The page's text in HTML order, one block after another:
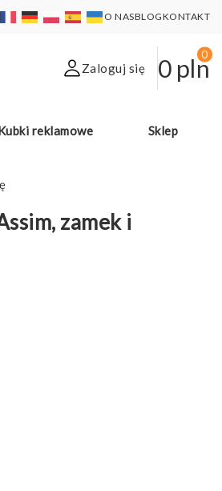
O NASBLOGKONTAKT
Zaloguj się 0 pln
0
reklamowe Sklep
zamek i